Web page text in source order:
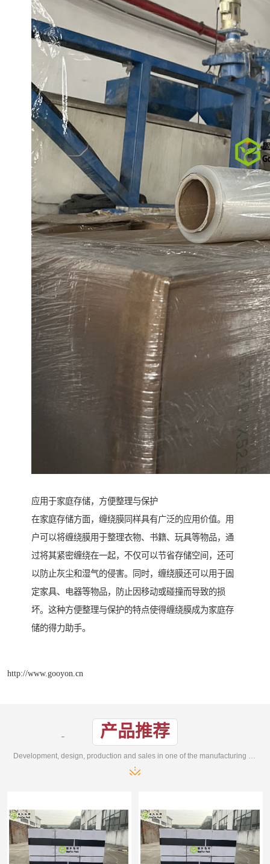
应用于家庭存储，方便整理与保护
在家庭存储方面，缠绕膜同样具有广泛的应用价值。用
户可以将缠绕膜用于整理衣物、书籍、玩具等物品，通
过将其紧密缠绕在一起，不仅可以节省存储空间，还可
以防止灰尘和湿气的侵害。同时，缠绕膜还可以用于固
定家具、电器等物品，防止因移动或碰撞而导致的损
坏。这种方便整理与保护的特点使得缠绕膜成为家庭存
储的得力助手。
http://www.gooyon.cn
产品推荐